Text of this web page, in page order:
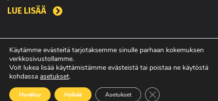
LUE LISÄÄ
TOUKO KAAKKO VAHVISTAMAAN MATEKON
MYYNTIÄ PIRKANMAALLA
LUE LISÄÄ
Käytämme evästeitä tarjotaksemme sinulle parhaan kokemuksen
verkkosivustollamme.
Voit lukea lisää käyttämistämme evästeistä tai poistaa ne käytöstä
kohdassa asetukset.
Hyväksy Hylkää Asetukset Sulje evästebanneri